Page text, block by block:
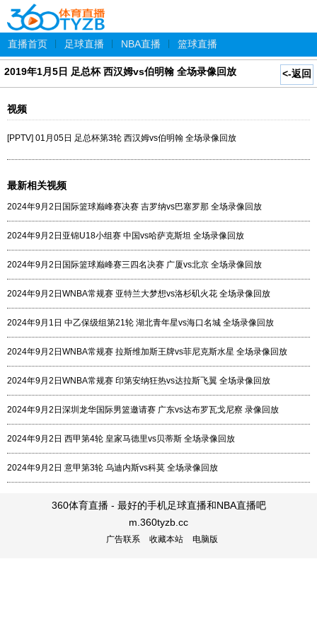
直播首页 足球直播 NBA直播 篮球直播
<-返回
2019年1月5日 足总杯 西汉姆vs伯明翰 全场录像回放
视频
[PPTV] 01月05日 足总杯第3轮 西汉姆vs伯明翰 全场录像回放
最新相关视频
2024年9月2日国际篮球巅峰赛决赛 吉罗纳vs巴塞罗那 全场录像回放
2024年9月2日亚锦U18小组赛 中国vs哈萨克斯坦 全场录像回放
2024年9月2日国际篮球巅峰赛三四名决赛 广厦vs北京 全场录像回放
2024年9月2日WNBA常规赛 亚特兰大梦想vs洛杉矶火花 全场录像回放
2024年9月1日 中乙保级组第21轮 湖北青年星vs海口名城 全场录像回放
2024年9月2日WNBA常规赛 拉斯维加斯王牌vs菲尼克斯水星 全场录像回放
2024年9月2日WNBA常规赛 印第安纳狂热vs达拉斯飞翼 全场录像回放
2024年9月2日深圳龙华国际男篮邀请赛 广东vs达布罗瓦戈尼察 录像回放
2024年9月2日 西甲第4轮 皇家马德里vs贝蒂斯 全场录像回放
2024年9月2日 意甲第3轮 乌迪内斯vs科莫 全场录像回放
360体育直播 - 最好的手机足球直播和NBA直播吧
m.360tyzb.cc
广告联系 收藏本站 电脑版